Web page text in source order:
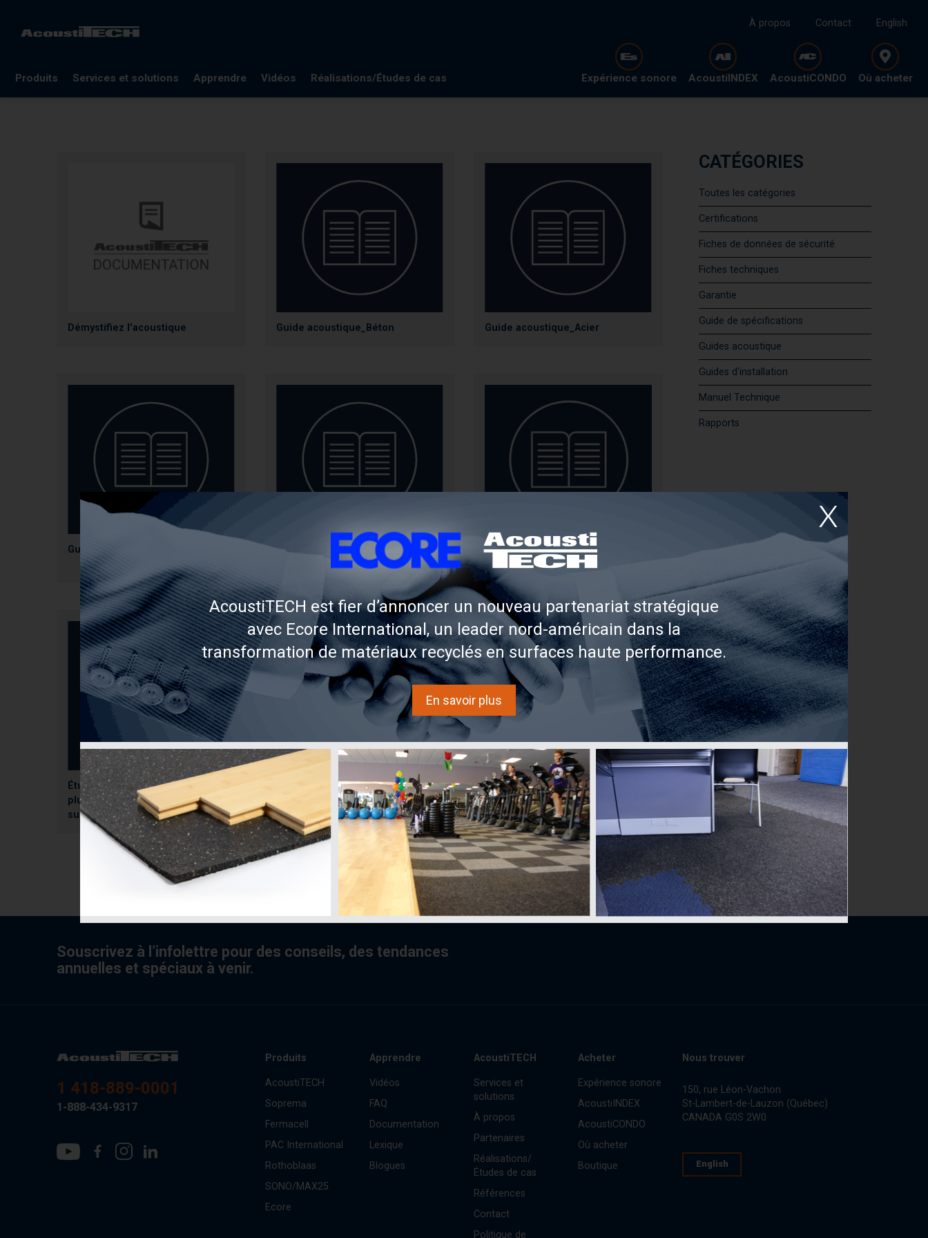
À propos Contact English
Produits Services et solutions Apprendre Vidéos Réalisations/Études de cas Expérience sonore AcoustiINDEX AcoustiCONDO Où acheter
Démystifiez l'acoustique Guide acoustique_Béton Guide acoustique_Acier
Guide acoustique_Bois massif Systèmes AcoustiTECH_LWF
AcoustiTECH Systèmes secs pour
le bois massif
Étude acoustique comparative
plus de 40 assemblages testés
sur GLT 157mm
CATÉGORIES
Toutes les catégories
Certifications
Fiches de données de sécurité
Fiches techniques
Garantie
Guide de spécifications
Guides acoustique
Guides d'installation
Manuel Technique
Rapports
Souscrivez à l’infolettre pour des conseils, des tendances
annuelles et spéciaux à venir.
1 418-889-0001
1-888-434-9317
Produits
AcoustiTECH
Soprema
Fermacell
PAC International
Rothoblaas
SONO/MAX25
Ecore
Apprendre
Vidéos
FAQ
Documentation
Lexique
Blogues
AcoustiTECH
Services et
solutions
À propos
Partenaires
Réalisations/
Études de cas
Références
Contact
Politique de
Acheter
Expérience sonore
AcoustiINDEX
AcoustiCONDO
Où acheter
Boutique
Nous trouver
150, rue Léon-Vachon
St-Lambert-de-Lauzon (Québec)
CANADA G0S 2W0
English
AcoustiTECH est fier d’annoncer un nouveau partenariat stratégique
avec Ecore International, un leader nord-américain dans la
transformation de matériaux recyclés en surfaces haute performance.
En savoir plus